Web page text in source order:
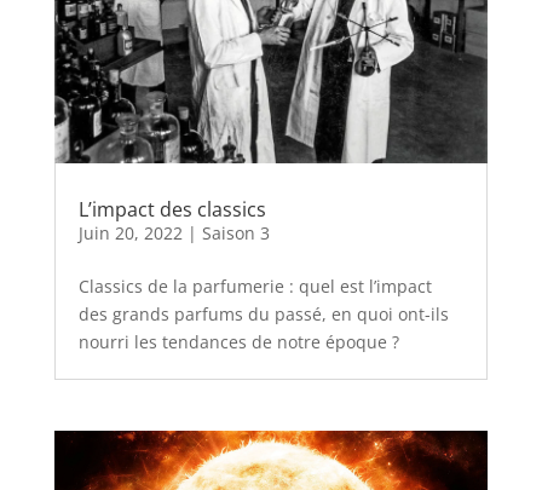
L’impact des classics
Juin 20, 2022| Saison 3
Classics de la parfumerie : quel est l’impact
des grands parfums du passé, en quoi ont-ils
nourri les tendances de notre époque ?